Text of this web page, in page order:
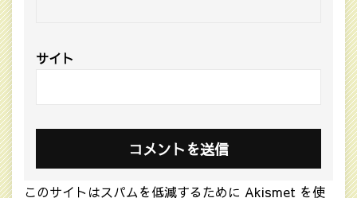
サイト
このサイトはスパムを低減するために Akismet を使